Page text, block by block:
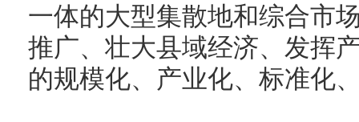
一体的大型集散地和综合市
推广、壮大县域经济、发挥
的规模化、产业化、标准化